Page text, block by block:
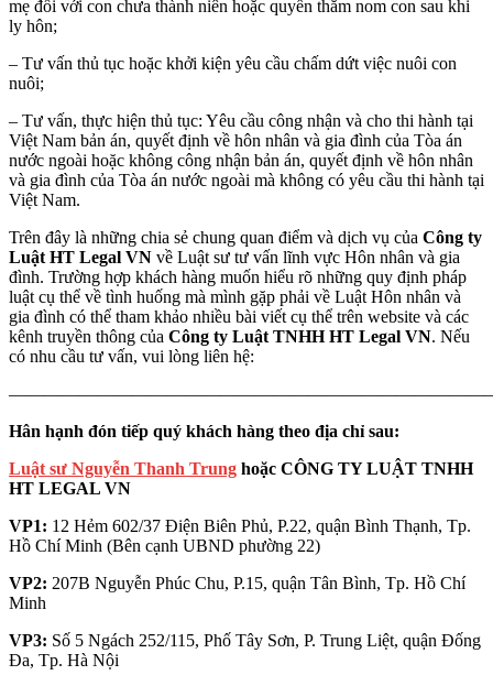
mẹ đối với con chưa thành niên hoặc quyền thăm nom con sau khi
ly hôn;
– Tư vấn thủ tục hoặc khởi kiện yêu cầu chấm dứt việc nuôi con
nuôi;
– Tư vấn, thực hiện thủ tục: Yêu cầu công nhận và cho thi hành tại
Việt Nam bản án, quyết định về hôn nhân và gia đình của Tòa án
nước ngoài hoặc không công nhận bản án, quyết định về hôn nhân
và gia đình của Tòa án nước ngoài mà không có yêu cầu thi hành tại
Việt Nam.
Trên đây là những chia sẻ chung quan điểm và dịch vụ của Công ty
Luật HT Legal VN về Luật sư tư vấn lĩnh vực Hôn nhân và gia
đình. Trường hợp khách hàng muốn hiểu rõ những quy định pháp
luật cụ thể về tình huống mà mình gặp phải về Luật Hôn nhân và
gia đình có thể tham khảo nhiều bài viết cụ thể trên website và các
kênh truyền thông của Công ty Luật TNHH HT Legal VN. Nếu
có nhu cầu tư vấn, vui lòng liên hệ:
Hân hạnh đón tiếp quý khách hàng theo địa chỉ sau:
Luật sư Nguyễn Thanh Trung hoặc CÔNG TY LUẬT TNHH
HT LEGAL VN
VP1: 12 Hẻm 602/37 Điện Biên Phủ, P.22, quận Bình Thạnh, Tp.
Hồ Chí Minh (Bên cạnh UBND phường 22)
VP2: 207B Nguyễn Phúc Chu, P.15, quận Tân Bình, Tp. Hồ Chí
Minh
VP3: Số 5 Ngách 252/115, Phố Tây Sơn, P. Trung Liệt, quận Đống
Đa, Tp. Hà Nội